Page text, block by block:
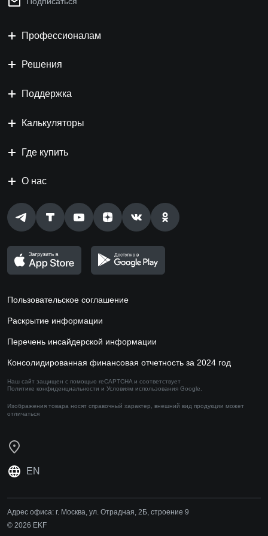
Профессионалам
Решения
Поддержка
Калькуляторы
Где купить
О нас
Пользовательское соглашение
Раскрытие информации
Перечень инсайдерской информации
Консолидированная финансовая отчетность за 2024 год
Наш сайт защищен с помощью reCAPTCHA и соответствует
Политике конфиденциальности и Условиям использования Google.
Изображения товара носят справочный характер, внешний вид продукции может
отличаться
EN
Адрес офиса: г. Москва, ул. Отрадная, 2Б, строение 9
© 2026 EKF